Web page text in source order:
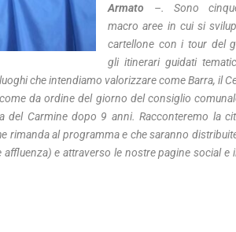
Armato –. Sono
macro aree in cui si
cartellone con i tour del
gli itinerari guidati
che intendiamo valorizzare come Barra, il
da ordine del giorno del consiglio
del Carmine dopo 9 anni. Racconteremo la
rimanda al programma e che saranno
e attraverso le nostre pagine social e